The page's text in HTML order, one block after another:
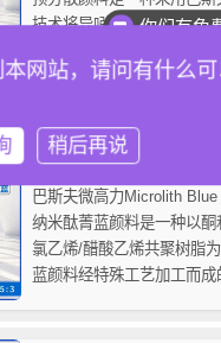
技术将异吲哚啉酮颜料预分
聚物树脂中制备的固体红
料，它具有非常紧密的粒径
出色的颜色强度和出色的透
溶剂型体系，如溶剂型木器
料、溶剂型柔性版/凹版油
巴斯夫7080K纳米酞菁蓝
Blue 7080K微高力预分散纳
巴斯夫微高力Microlith
纳米酞菁蓝颜料是一种以酮
氯乙烯/醋酸乙烯共聚树脂
蓝颜料经特殊工艺加工而成
网站，请问有什么可
稍后再说